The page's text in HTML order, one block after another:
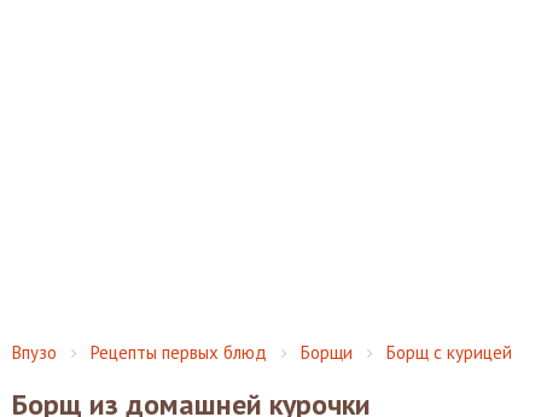
Впузо Рецепты первых блюд Борщи Борщ с курицей
Борщ из домашней курочки